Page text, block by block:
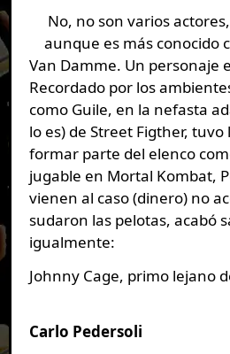
No, no son varios
aunque es más conocido
Van Damme. Un personaje
Recordado por los
como Guile, en la nefasta
lo es) de Street Figther,
formar parte del elenco
jugable en Mortal Kombat,
vienen al caso (dinero) no
sudaron las pelotas, acabó
igualmente:
Johnny Cage, primo lejano
Carlo Pedersoli